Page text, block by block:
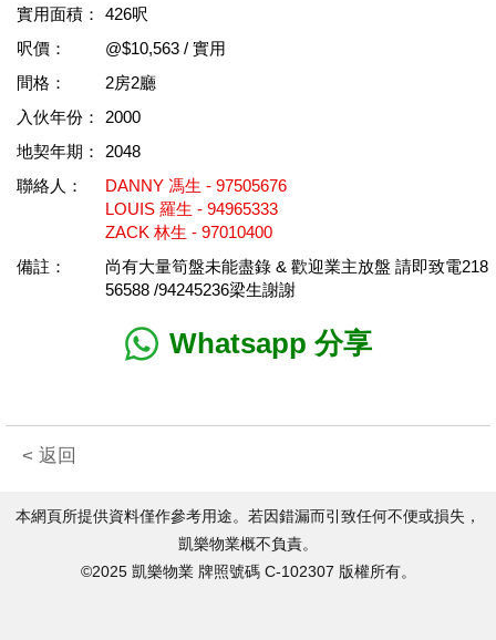
實用面積：
426呎
呎價：
@$10,563 / 實用
間格：
2房2廳
入伙年份：
2000
地契年期：
2048
聯絡人：
DANNY 馮生 - 97505676
LOUIS 羅生 - 94965333
ZACK 林生 - 97010400
備註：
尚有大量筍盤未能盡錄 & 歡迎業主放盤 請即致電218
56588 /94245236梁生謝謝
Whatsapp 分享
< 返回
本網頁所提供資料僅作參考用途。若因錯漏而引致任何不便或損失，
凱樂物業概不負責。
©2025 凱樂物業 牌照號碼 C-102307 版權所有。